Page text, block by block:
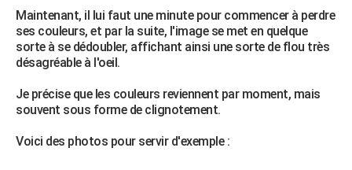
Alimentation
Guide de la santé
Maladies
Médicaments
Sommeil
VOYAGE
Destinations
City break
Voyage nature
Voyage de noces
Forum
Climat
+PHOTO
GUIDES D'ACHAT
Maintenant, il lui faut une minute pour commencer à perdre
ses couleurs, et par la suite, l'image se met en quelque
sorte à se dédoubler, affichant ainsi une sorte de flou très
désagréable à l'oeil.
Je précise que les couleurs reviennent par moment, mais
souvent sous forme de clignotement.
Voici des photos pour servir d'exemple :